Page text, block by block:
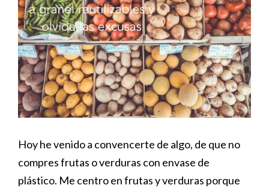
Hoy he venido a convencerte de algo, de que no
compres frutas o verduras con envase de
plástico. Me centro en frutas y verduras porque